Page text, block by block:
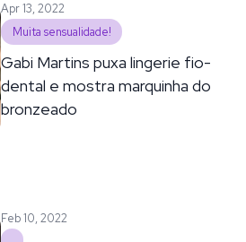
Apr 13, 2022
Muita sensualidade!
Gabi Martins puxa lingerie fio-
dental e mostra marquinha do
bronzeado
Feb 10, 2022